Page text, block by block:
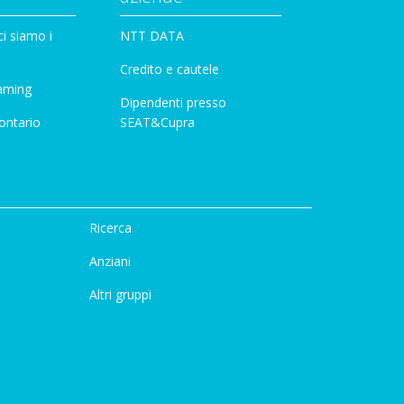
siamo i
NTT DATA
Credito e cautele
Dipendenti presso
SEAT&Cupra
Ricerca
Anziani
Altri gruppi